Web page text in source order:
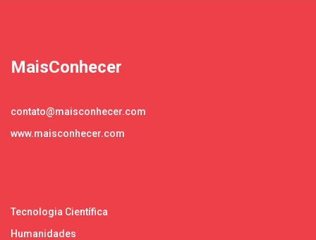
MaisConhecer
contato@maisconhecer.com
www.maisconhecer.com
Tecnologia Científica
Humanidades